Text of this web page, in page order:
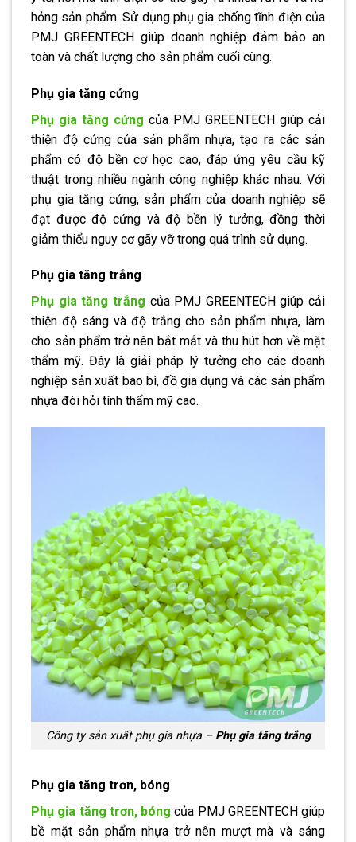
hỏng sản phẩm. Sử dụng phụ gia chống tĩnh điện của
PMJ GREENTECH giúp doanh nghiệp đảm bảo an
toàn và chất lượng cho sản phẩm cuối cùng.
Phụ gia tăng cứng
Phụ gia tăng cứng của PMJ GREENTECH giúp cải
thiện độ cứng của sản phẩm nhựa, tạo ra các sản
phẩm có độ bền cơ học cao, đáp ứng yêu cầu kỹ
thuật trong nhiều ngành công nghiệp khác nhau. Với
phụ gia tăng cứng, sản phẩm của doanh nghiệp sẽ
đạt được độ cứng và độ bền lý tưởng, đồng thời
giảm thiểu nguy cơ gãy vỡ trong quá trình sử dụng.
Phụ gia tăng trắng
Phụ gia tăng trắng của PMJ GREENTECH giúp cải
thiện độ sáng và độ trắng cho sản phẩm nhựa, làm
cho sản phẩm trở nên bắt mắt và thu hút hơn về mặt
thẩm mỹ. Đây là giải pháp lý tưởng cho các doanh
nghiệp sản xuất bao bì, đồ gia dụng và các sản phẩm
nhựa đòi hỏi tính thẩm mỹ cao.
Công ty sản xuất phụ gia nhựa – Phụ gia tăng trắng
Phụ gia tăng trơn, bóng
Phụ gia tăng trơn, bóng của PMJ GREENTECH giúp
bề mặt sản phẩm nhựa trở nên mượt mà và sáng